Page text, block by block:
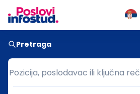
Pretraga
Pozicija, poslodavac ili ključna reč
Pozicija, poslodavac ili ključna reč